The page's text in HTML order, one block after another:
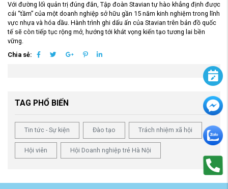
Với đường lối quản trị đúng đắn, Tập đoàn Stavian tự hào khẳng định được
cái “tầm” của một doanh nghiệp sở hữu gần 15 năm kinh nghiệm trong lĩnh
vực nhựa và hóa dầu. Hành trình ghi dấu ấn của Stavian trên bản đồ quốc
tế sẽ còn tiếp tục rộng mở, hướng tới khát vọng kiến tạo tương lai bền
vững.
Chia sẻ:
TAG PHỔ BIẾN
Tin tức - Sự kiện Đào tạo Trách nhiệm xã hội
Hội viên Hội Doanh nghiệp trẻ Hà Nội